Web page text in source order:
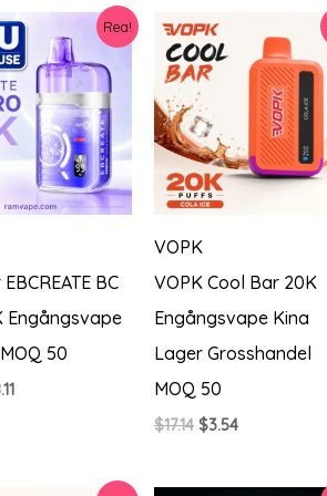
$9.94.
$20.56.
Rea!
BC
Engångsvape
50
Det
VOPK
VOPK Cool Bar 20K
Engångsvape Kina
Lager Grosshandel
MOQ 50
$17.14 Det
var:
$3.54Det
är: